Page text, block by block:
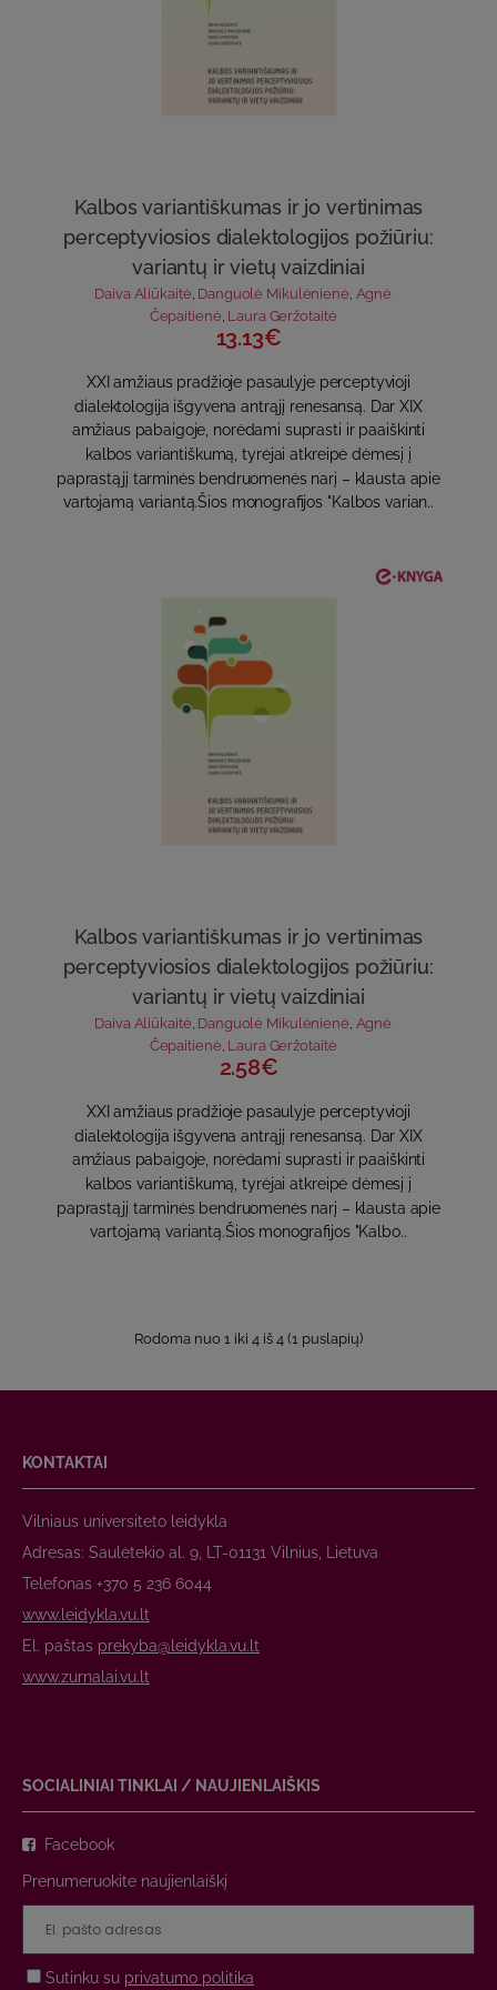
Kalbos variantiškumas ir jo vertinimas
perceptyviosios dialektologijos požiūriu:
variantų ir vietų vaizdiniai
Daiva Aliūkaitė Danguolė Mikulėnienė Agnė
Čepaitienė Laura Geržotaitė
13.13€
XXI amžiaus pradžioje pasaulyje perceptyvioji
dialektologija išgyvena antrąjį renesansą. Dar XIX
amžiaus pabaigoje, norėdami suprasti ir paaiškinti
kalbos variantiškumą, tyrėjai atkreipė dėmesį į
paprastąjį tarminės bendruomenės narį – klausta apie
vartojamą variantą.Šios monografijos "Kalbos varian..
Kalbos variantiškumas ir jo vertinimas
perceptyviosios dialektologijos požiūriu:
variantų ir vietų vaizdiniai
Daiva Aliūkaitė Danguolė Mikulėnienė Agnė
Čepaitienė Laura Geržotaitė
2.58€
XXI amžiaus pradžioje pasaulyje perceptyvioji
dialektologija išgyvena antrąjį renesansą. Dar XIX
amžiaus pabaigoje, norėdami suprasti ir paaiškinti
kalbos variantiškumą, tyrėjai atkreipė dėmesį į
paprastąjį tarminės bendruomenės narį – klausta apie
vartojamą variantą.Šios monografijos "Kalbo..
Rodoma nuo 1 iki 4 iš 4 (1 puslapių)
KONTAKTAI
Vilniaus universiteto leidykla
Adresas: Saulėtekio al. 9, LT-01131 Vilnius, Lietuva
Telefonas +370 5 236 6044
www.leidykla.vu.lt
El. paštas prekyba@leidykla.vu.lt
www.zurnalai.vu.lt
SOCIALINIAI TINKLAI / NAUJIENLAIŠKIS
Facebook
Prenumeruokite naujienlaiškį
Sutinku su privatumo politika